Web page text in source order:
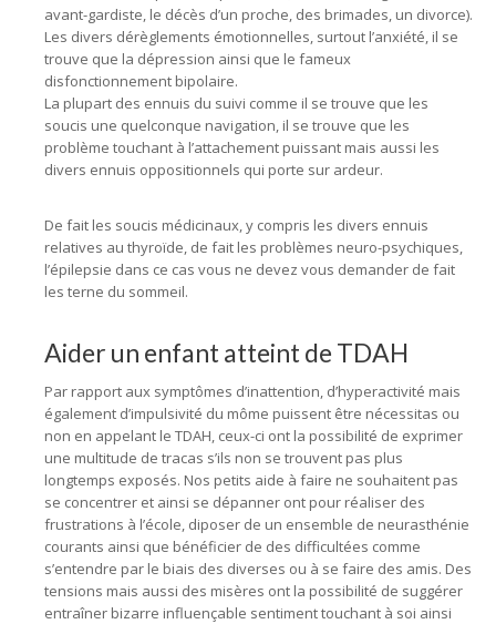
avant-gardiste, le décès d’un proche, des brimades, un divorce).
Les divers dérèglements émotionnelles, surtout l’anxiété, il se
trouve que la dépression ainsi que le fameux
disfonctionnement bipolaire.
La plupart des ennuis du suivi comme il se trouve que les
soucis une quelconque navigation, il se trouve que les
problème touchant à l’attachement puissant mais aussi les
divers ennuis oppositionnels qui porte sur ardeur.
De fait les soucis médicinaux, y compris les divers ennuis
relatives au thyroïde, de fait les problèmes neuro-psychiques,
l’épilepsie dans ce cas vous ne devez vous demander de fait
les terne du sommeil.
Aider un enfant atteint de TDAH
Par rapport aux symptômes d’inattention, d’hyperactivité mais
également d’impulsivité du môme puissent être nécessitas ou
non en appelant le TDAH, ceux-ci ont la possibilité de exprimer
une multitude de tracas s’ils non se trouvent pas plus
longtemps exposés. Nos petits aide à faire ne souhaitent pas
se concentrer et ainsi se dépanner ont pour réaliser des
frustrations à l’école, diposer de un ensemble de neurasthénie
courants ainsi que bénéficier de des difficultées comme
s’entendre par le biais des diverses ou à se faire des amis. Des
tensions mais aussi des misères ont la possibilité de suggérer
entraîner bizarre influençable sentiment touchant à soi ainsi